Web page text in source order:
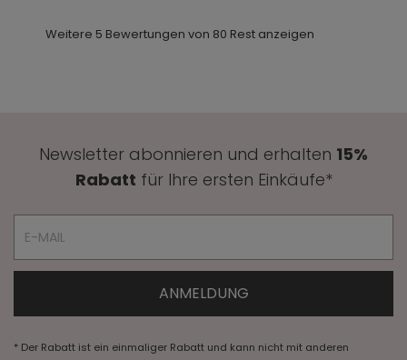
Weitere 5 Bewertungen von 80 Rest anzeigen
Newsletter abonnieren und erhalten 15%
Rabatt für Ihre ersten Einkäufe*
* Der Rabatt ist ein einmaliger Rabatt und kann nicht mit anderen